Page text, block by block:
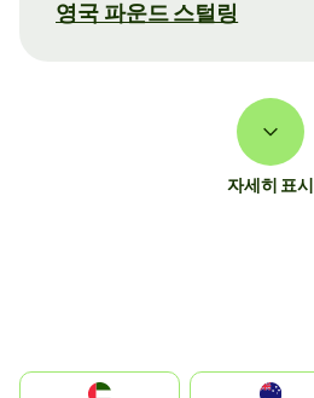
영국 파운드 스털링
자세히 표시